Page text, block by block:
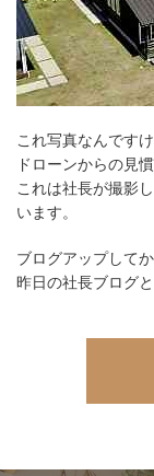
これ写真なんです
ドローンからの見
これは社長が撮影
います。
ブログアップして
昨日の社長ブログ